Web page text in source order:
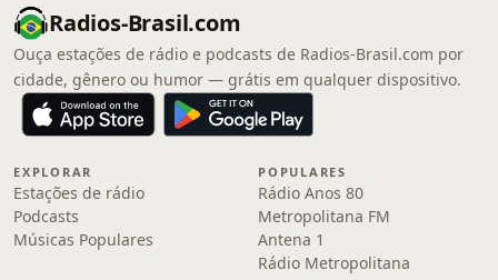
Radios-Brasil.com
Ouça estações de rádio e podcasts de Radios-Brasil.com por
cidade, gênero ou humor — grátis em qualquer dispositivo.
EXPLORAR
Estações de rádio
Podcasts
Músicas Populares
POPULARES
Rádio Anos 80
Metropolitana FM
Antena 1
Rádio Metropolitana